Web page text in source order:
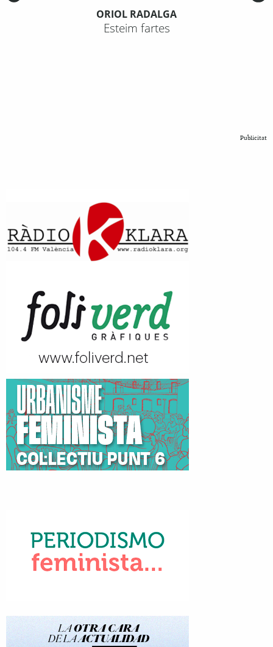
ORIOL RADALGA
Esteim fartes
Publicitat